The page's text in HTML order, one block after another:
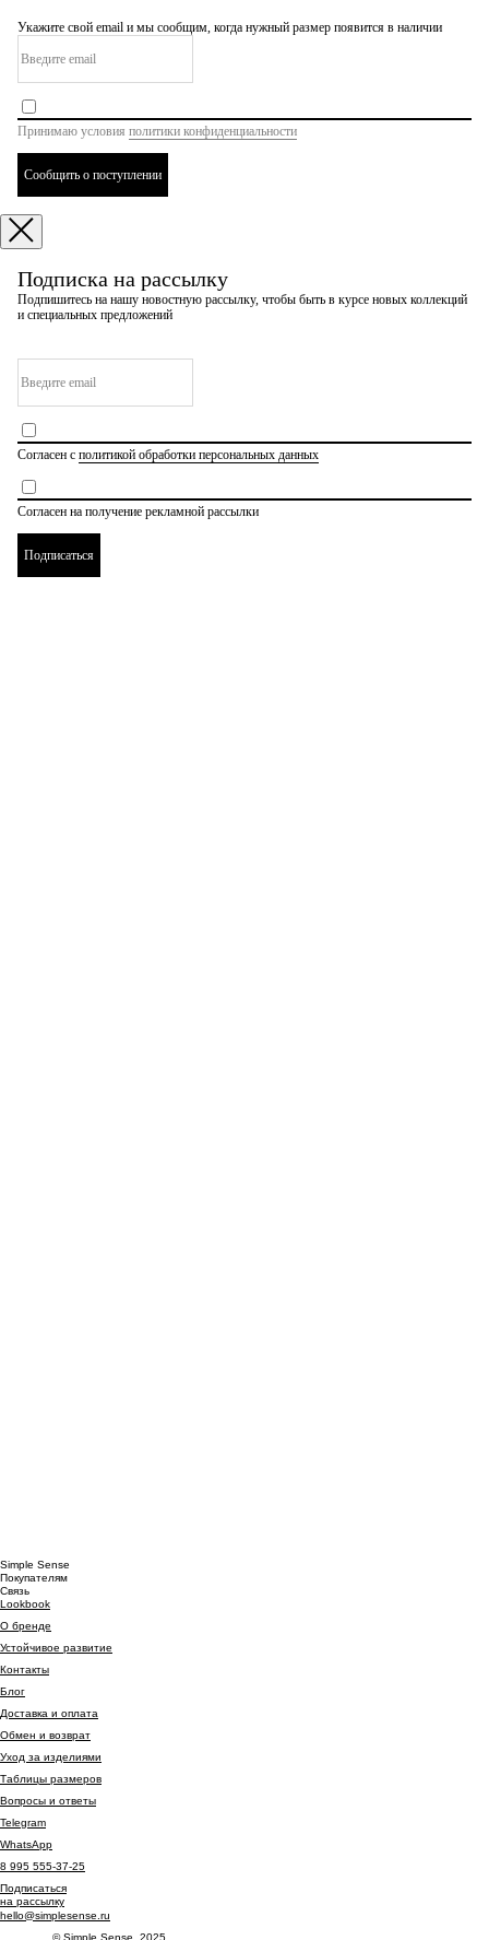
Укажите свой email и мы сообщим, когда нужный размер появится в наличии
Принимаю условия политики конфиденциальности
Сообщить о поступлении
Подписка на рассылку
Подпишитесь на нашу новостную рассылку, чтобы быть в курсе новых коллекций
и специальных предложений
Согласен с политикой обработки персональных данных
Cогласен на получение рекламной рассылки
Подписаться
Simple Sense
Покупателям
Связь
Lookbook
О бренде
Устойчивое развитие
Контакты
Блог
Доставка и оплата
Обмен и возврат
Уход за изделиями
Таблицы размеров
Вопросы и ответы
Telegram
WhatsApp
8 995 555-37-25
Подписаться
на рассылку
hello@simplesense.ru
© Simple Sense, 2025